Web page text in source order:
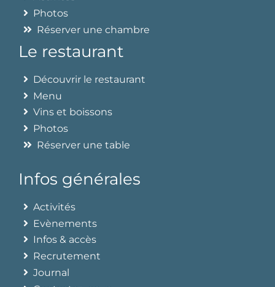
Photos
Réserver une chambre
Le restaurant
Découvrir le restaurant
Menu
Vins et boissons
Photos
Réserver une table
Infos générales
Activités
Evènements
Infos & accès
Recrutement
Journal